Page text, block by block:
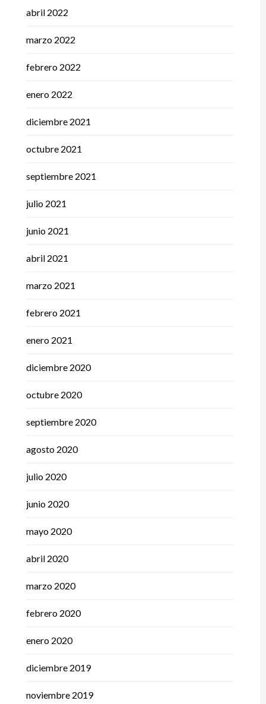
abril 2022
marzo 2022
febrero 2022
enero 2022
diciembre 2021
octubre 2021
septiembre 2021
julio 2021
junio 2021
abril 2021
marzo 2021
febrero 2021
enero 2021
diciembre 2020
octubre 2020
septiembre 2020
agosto 2020
julio 2020
junio 2020
mayo 2020
abril 2020
marzo 2020
febrero 2020
enero 2020
diciembre 2019
noviembre 2019